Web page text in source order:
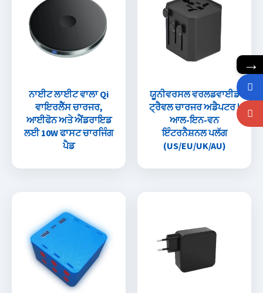
ਨਾਈਟ ਲਾਈਟ ਵਾਲਾ Qi
ਵਾਇਰਲੈੱਸ ਚਾਰਜਰ,
ਆਈਫੋਨ ਅਤੇ ਐਂਡਰਾਇਡ
ਲਈ 10W ਫਾਸਟ ਚਾਰਜਿੰਗ
ਪੈਡ
ਯੂਨੀਵਰਸਲ ਵਰਲਡਵਾਈਡ
ਟ੍ਰੈਵਲ ਚਾਰਜਰ ਅਡੈਪਟਰ |
ਆਲ-ਇਨ-ਵਨ
ਇੰਟਰਨੈਸ਼ਨਲ ਪਲੱਗ
(US/EU/UK/AU)
→